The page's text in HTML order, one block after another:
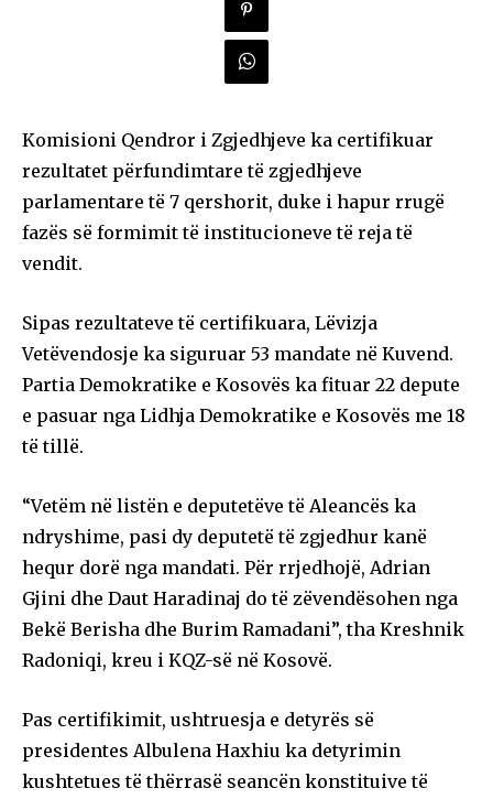
Komisioni Qendror i Zgjedhjeve ka certifikuar
rezultatet përfundimtare të zgjedhjeve
parlamentare të 7 qershorit, duke i hapur rrugë
fazës së formimit të institucioneve të reja të
vendit.
Sipas rezultateve të certifikuara, Lëvizja
Vetëvendosje ka siguruar 53 mandate në Kuvend.
Partia Demokratike e Kosovës ka fituar 22 depute
e pasuar nga Lidhja Demokratike e Kosovës me 18
të tillë.
“Vetëm në listën e deputetëve të Aleancës ka
ndryshime, pasi dy deputetë të zgjedhur kanë
hequr dorë nga mandati. Për rrjedhojë, Adrian
Gjini dhe Daut Haradinaj do të zëvendësohen nga
Bekë Berisha dhe Burim Ramadani”, tha Kreshnik
Radoniqi, kreu i KQZ-së në Kosovë.
Pas certifikimit, ushtruesja e detyrës së
presidentes Albulena Haxhiu ka detyrimin
kushtetues të thërrasë seancën konstituive të